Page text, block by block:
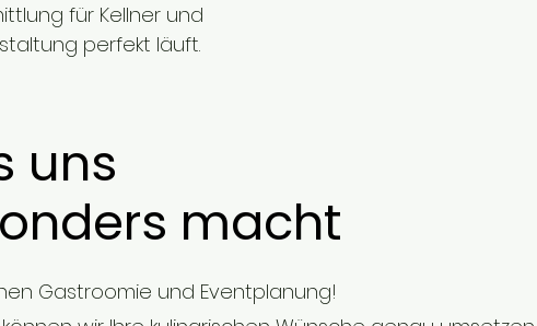
für Kellner und
perfekt läuft.
uns
macht
Gastroomie und Eventplanung!